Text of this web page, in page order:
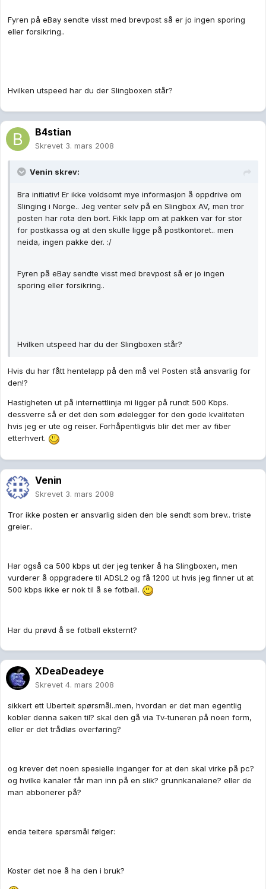
Fyren på eBay sendte visst med brevpost så er jo ingen sporing
eller forsikring..
Hvilken utspeed har du der Slingboxen står?
B4stian
Skrevet 3. mars 2008
Venin skrev:
Bra initiativ! Er ikke voldsomt mye informasjon å oppdrive om
Slinging i Norge.. Jeg venter selv på en Slingbox AV, men tror
posten har rota den bort. Fikk lapp om at pakken var for stor
for postkassa og at den skulle ligge på postkontoret.. men
neida, ingen pakke der. :/
Fyren på eBay sendte visst med brevpost så er jo ingen
sporing eller forsikring..
Hvilken utspeed har du der Slingboxen står?
Hvis du har fått hentelapp på den må vel Posten stå ansvarlig for
den!?
Hastigheten ut på internettlinja mi ligger på rundt 500 Kbps.
dessverre så er det den som ødelegger for den gode kvaliteten
hvis jeg er ute og reiser. Forhåpentligvis blir det mer av fiber
etterhvert.
Venin
Skrevet 3. mars 2008
Tror ikke posten er ansvarlig siden den ble sendt som brev.. triste
greier..
Har også ca 500 kbps ut der jeg tenker å ha Slingboxen, men
vurderer å oppgradere til ADSL2 og få 1200 ut hvis jeg finner ut at
500 kbps ikke er nok til å se fotball.
Har du prøvd å se fotball eksternt?
XDeaDeadeye
Skrevet 4. mars 2008
sikkert ett Uberteit spørsmål..men, hvordan er det man egentlig
kobler denna saken til? skal den gå via Tv-tuneren på noen form,
eller er det trådløs overføring?
og krever det noen spesielle inganger for at den skal virke på pc?
og hvilke kanaler får man inn på en slik? grunnkanalene? eller de
man abbonerer på?
enda teitere spørsmål følger:
Koster det noe å ha den i bruk?